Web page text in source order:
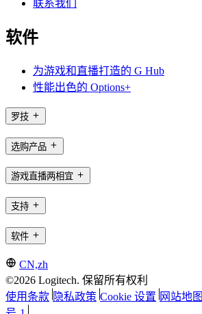
联系我们
软件
为游戏和直播打造的 G Hub
性能出色的 Options+
罗技
选购产品
游戏直播两相宜
支持
软件
CN,zh
©2026 Logitech. 保留所有权利
使用条款 隐私政策 Cookie 设置 网站地图